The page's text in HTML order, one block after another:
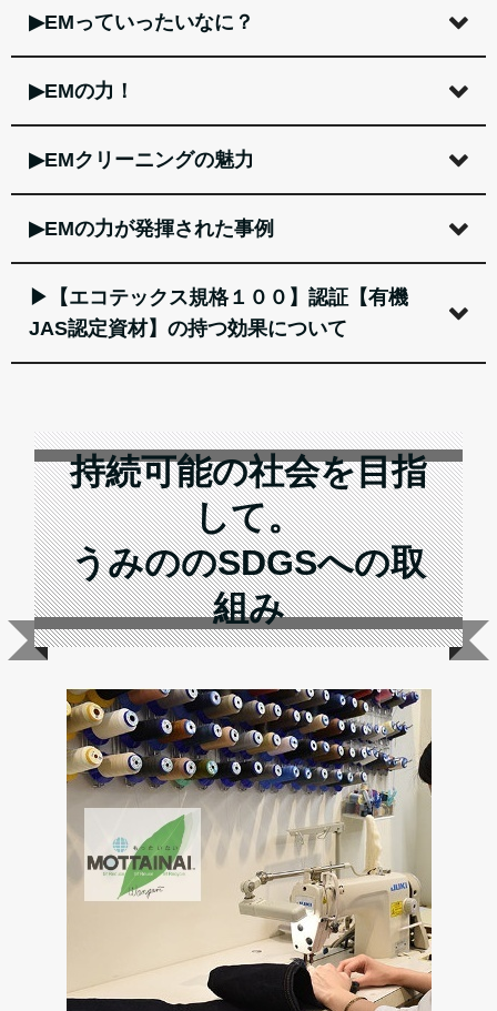
▶EMっていったいなに？
▶EMの力！
▶EMクリーニングの魅力
▶EMの力が発揮された事例
▶【エコテックス規格１００】認証【有機
JAS認定資材】の持つ効果について
持続可能の社会を目指
して。
うみののSDGSへの取
組み